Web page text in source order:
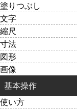
塗りつぶし
文字
縮尺
寸法
図形
画像
基本操作
使い方